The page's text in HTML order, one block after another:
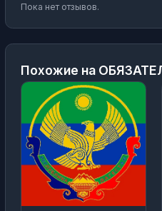
Пока нет отзывов.
Похожие на